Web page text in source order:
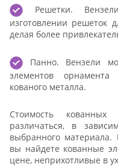
Решетки.
изготовлении решеток
делая более
Панно. Вензели
элементов
кованого металла.
Стоимость
различаться, в
выбранного
вы найдете кованные
цене, неприхотливые в